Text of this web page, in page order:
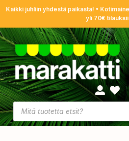
Kaikki juhliin yhdestä paikasta! •
yli 70€